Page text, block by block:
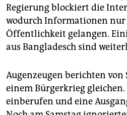
Regierung blockiert die
wodurch Informationen nur
Öffentlichkeit gelangen.
aus Bangladesch sind
Augenzeugen berichten von
einem Bürgerkrieg
einberufen und eine